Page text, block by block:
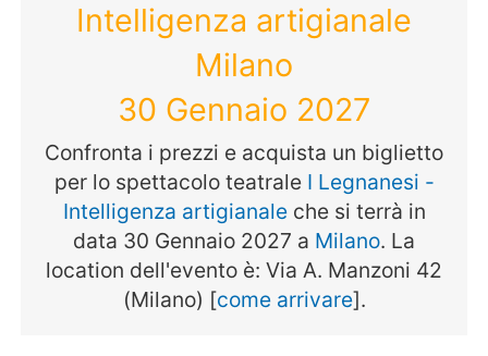
Intelligenza artigianale
Milano
30 Gennaio 2027
Confronta i prezzi e acquista un biglietto
per lo spettacolo teatrale I Legnanesi -
Intelligenza artigianaleche si terrà in
data 30 Gennaio 2027 a Milano. La
location dell'evento è: Via A. Manzoni 42
(Milano) [come arrivare].